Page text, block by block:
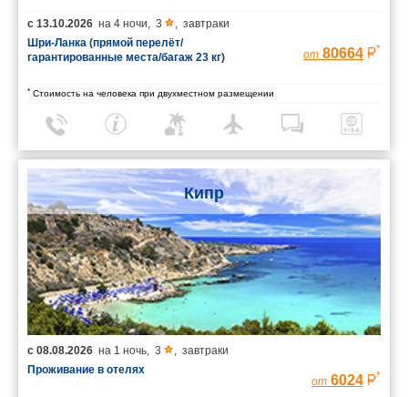
с 13.10.2026 на 4 ночи, 3 , завтраки
Шри-Ланка (прямой перелёт/
гарантированные места/багаж 23 кг)
от 80664 *
* Стоимость на человека при двухместном размещении
Кипр
с 08.08.2026 на 1 ночь 3
завтраки
Проживание в отелях
от 6024 *